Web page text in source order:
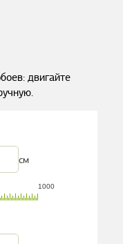
двигайте
см
1000